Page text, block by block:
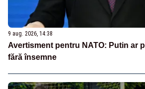
9 aug. 2026, 14:38
Avertisment pentru NATO: Putin ar
fără însemne